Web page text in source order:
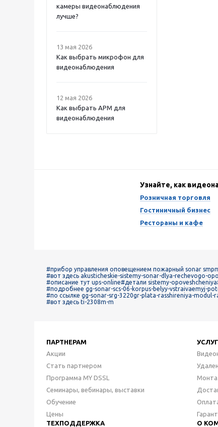
камеры видеонаблюдения
лучше?
13 мая 2026
Как выбрать микрофон для
видеонаблюдения
12 мая 2026
Как выбрать APM для
видеонаблюдения
Узнайте, как
Розничная торговля
Гостиничный бизнес
Рестораны и кафе
#прибор управления оповещением пожарный sonar
#вот здесь akusticheskie-sistemy-sonar-dlya-rechevogo-
#описание тут ups-online#детали sistemy-opoveshcheniya
#подробнее gg-sonar-scs-06-korpus-belyy-vstraivaemyj-
#по ссылке gg-sonar-srg-3220gr-plata-rasshireniya-modul-
#вот здесь ti-2308m-m
ПАРТНЕРАМ
Акции
Стать партнером
Программа MY DSSL
Семинары, вебинары, выставки
Обучение
Цены
ТЕХПОДДЕРЖКА
О